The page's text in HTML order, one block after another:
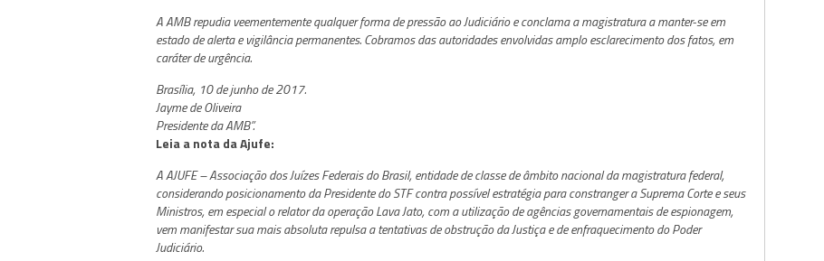
A AMB repudia veementemente qualquer forma de pressão ao Judiciário e conclama a magistratura a manter-se em
estado de alerta e vigilância permanentes. Cobramos das autoridades envolvidas amplo esclarecimento dos fatos, em
caráter de urgência.
Brasília, 10 de junho de 2017.
Jayme de Oliveira
Presidente da AMB”.
Leia a nota da Ajufe:
A AJUFE – Associação dos Juízes Federais do Brasil, entidade de classe de âmbito nacional da magistratura federal,
considerando posicionamento da Presidente do STF contra possível estratégia para constranger a Suprema Corte e seus
Ministros, em especial o relator da operação Lava Jato, com a utilização de agências governamentais de espionagem,
vem manifestar sua mais absoluta repulsa a tentativas de obstrução da Justiça e de enfraquecimento do Poder
Judiciário.